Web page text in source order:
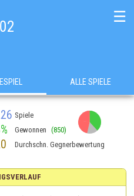
☰
ALLE SPIELE
Spiele
Gewonnen (850)
Durchschn. Gegnerbewertung